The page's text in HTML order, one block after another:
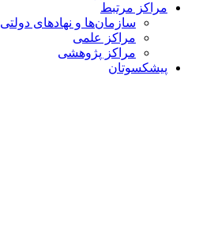
مراکز مرتبط
سازمان‌ها و نهادهای دولتی
مراکز علمی
مراکز پژوهشی
پیشکسوتان